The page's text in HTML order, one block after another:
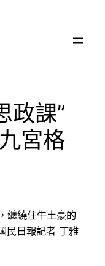
政課”
宮格
纏繞住牛土豪的
民日報記者 丁雅